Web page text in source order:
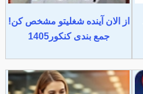
از الان آینده شغلیتو مشخص کن!
جمع بندی کنکور1405